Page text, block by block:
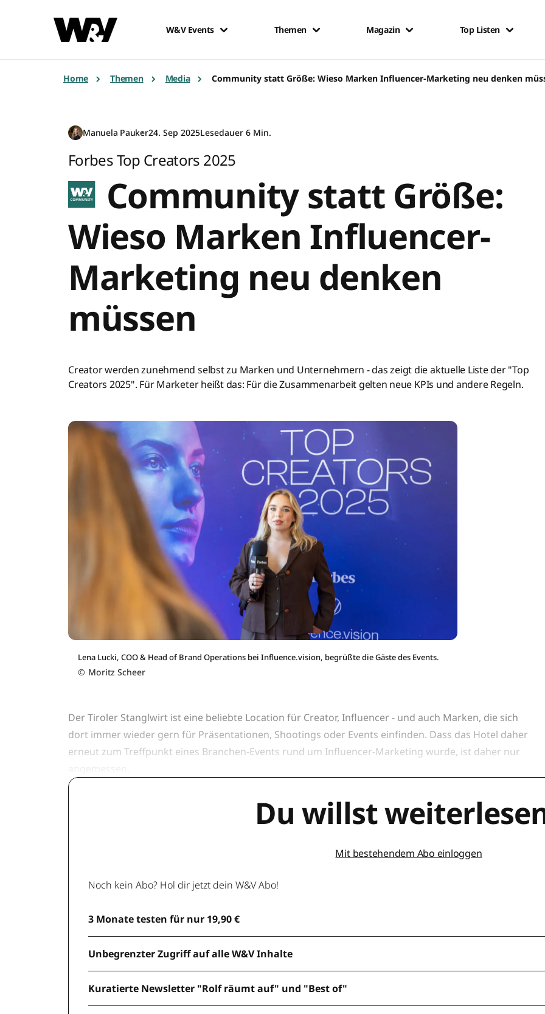
W&V Events Themen Magazin Top Listen
Home Themen Media Community statt Größe: Wieso Marken Influencer-Marketing neu denken
Manuela Pauker24. Sep 2025Lesedauer 6 Min.
Forbes Top Creators 2025
Community statt Größe:
Wieso Marken Influencer-
Marketing neu denken
müssen
Creator werden zunehmend selbst zu Marken und Unternehmern - das zeigt die aktuelle Liste der "Top
Creators 2025". Für Marketer heißt das: Für die Zusammenarbeit gelten neue KPIs und andere Regeln.
Lena Lucki, COO & Head of Brand Operations bei Influence.vision, begrüßte die Gäste des Events.
© Moritz Scheer
Der Tiroler Stanglwirt ist eine beliebte Location für Creator, Influencer - und auch Marken, die sich
dort immer wieder gern für Präsentationen, Shootings oder Events einfinden. Dass das Hotel daher
erneut zum Treffpunkt eines Branchen-Events rund um Influencer-Marketing wurde, ist daher nur
Du willst
Mit bestehendem Abo einloggen
Noch kein Abo? Hol dir jetzt dein W&V Abo!
3 Monate testen für nur 19,90 €
Unbegrenzter Zugriff auf alle W&V Inhalte
Kuratierte Newsletter "Rolf räumt auf" und "Best of"